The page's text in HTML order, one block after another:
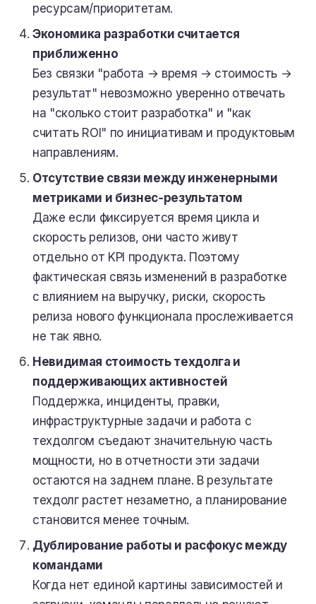
ресурсам/приоритетам.
Экономика разработки считается
приближенно
Без связки "работа → время → стоимость →
результат" невозможно уверенно отвечать
на "сколько стоит разработка" и "как
считать ROI" по инициативам и продуктовым
направлениям.
Отсутствие связи между инженерными
метриками и бизнес‑результатом
Даже если фиксируется время цикла и
скорость релизов, они часто живут
отдельно от KPI продукта. Поэтому
фактическая связь изменений в разработке
с влиянием на выручку, риски, скорость
релиза нового функционала прослеживается
не так явно.
Невидимая стоимость техдолга и
поддерживающих активностей
Поддержка, инциденты, правки,
инфраструктурные задачи и работа с
техдолгом съедают значительную часть
мощности, но в отчетности эти задачи
остаются на заднем плане. В результате
техдолг растет незаметно, а планирование
становится менее точным.
Дублирование работы и расфокус между
командами
Когда нет единой картины зависимостей и